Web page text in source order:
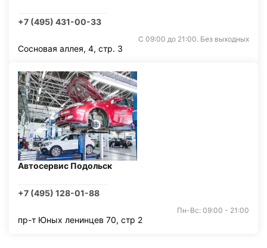
+7 (495) 431-00-33
С 09:00 до 21:00. Без выходных
Сосновая аллея, 4, стр. 3
Автосервис Подольск
+7 (495) 128-01-88
Пн-Вс: 09:00 - 21:00
пр-т Юных ленинцев 70, стр 2